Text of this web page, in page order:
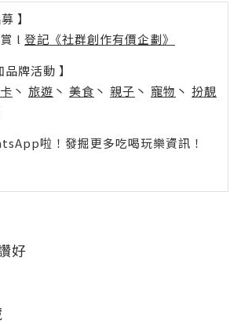
】
l 登記《社群創作有價企劃》
牌活動 】
丶 旅遊 丶 美食 丶 親子 丶 寵物 丶 扮靚
啦！發掘更多吃喝玩樂資訊！
好